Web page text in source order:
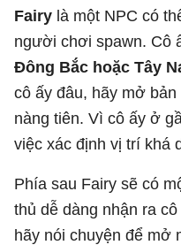
Fairy là một NPC có
người chơi spawn. Cô
Đông Bắc hoặc Tây
cô ấy đâu, hãy mở
nàng tiên. Vì cô ấy ở
việc xác định vị trí khá
Phía sau Fairy sẽ có
thủ dễ dàng nhận ra
hãy nói chuyện để mở